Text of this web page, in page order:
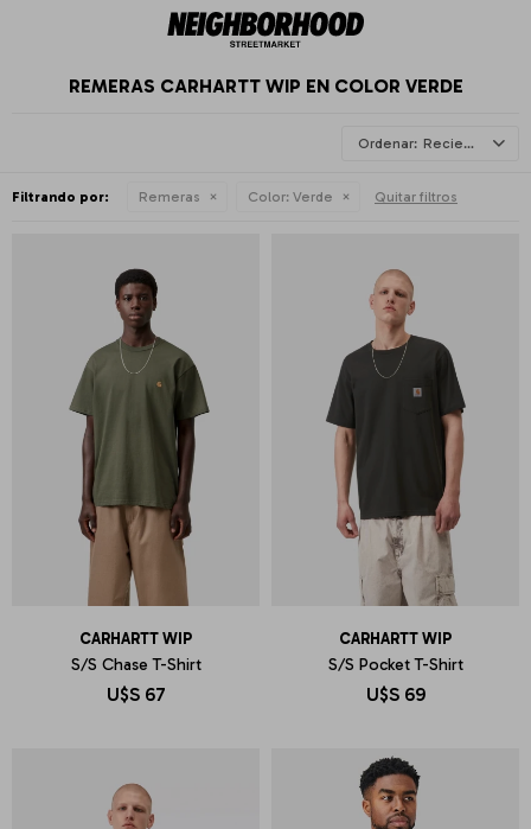
REMERAS CARHARTT WIP EN COLOR VERDE
Recientes
Filtrando por: Remeras Color: Verde Quitar filtros
CARHARTT WIP
S/S Chase T-Shirt
U$S 67
CARHARTT WIP
S/S Pocket T-Shirt
U$S 69